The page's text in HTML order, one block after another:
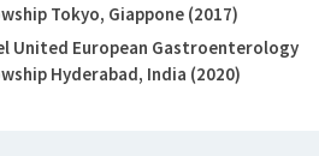
Tokyo, Giappone (2017)
United European Gastroenterology
Hyderabad, India (2020)